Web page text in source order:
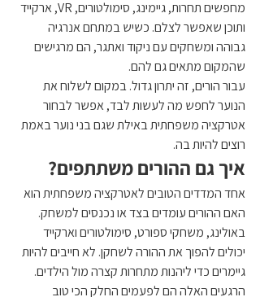
מחפשים תחרות, גיימינג, סימולטורים, VR, ארקייד
ותוכן שאפשר לצלם. כשיש במתחם אנרגיה
גבוהה ומשחקים עם ניקוד ואתגר, הם מרגישים
שהמקום מתאים גם להם.
עבור הורים, זה יתרון גדול. במקום לשלוח את
הנוער לחפש מה לעשות לבד, אפשר לבחור
אטרקציה משפחתית באילת שגם בני נוער באמת
רוצים להיות בה.
איך גם ההורים משתתפים?
אחד המדדים הטובים לאטרקציה משפחתית הוא
האם ההורים עומדים בצד או נכנסים למשחק.
באולינג, משחקי ספורט, סימולטורים וארקייד
יכולים להפוך את ההורה לשחקן. לא חייבים להיות
גיימרים כדי ליהנות מתחרות קצרה מול הילדים.
הרגעים האלה הם לפעמים החלק הכי טוב